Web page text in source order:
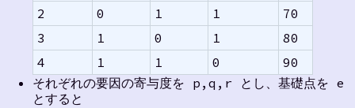
2
0 1 1
70
3
1 0 1
80
4
1 1 0
90
それぞれの要因の寄与度を p,q,r とし、基礎点を e
とすると